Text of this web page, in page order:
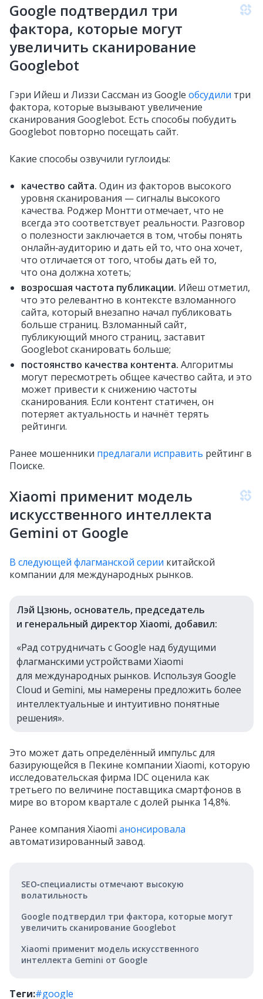
Google подтвердил три
фактора, которые могут
увеличить сканирование
Googlebot
Гэри Ийеш и Лиззи Сассман из Google обсудили три
фактора, которые вызывают увеличение
сканирования Googlebot. Есть способы побудить
Googlebot повторно посещать сайт.
Какие способы озвучили гуглоиды:
качество сайта. Один из факторов высокого
уровня сканирования — сигналы высокого
качества. Роджер Монтти отмечает, что не
всегда это соответствует реальности. Разговор
о полезности заключается в том, чтобы понять
онлайн‑аудиторию и дать ей то, что она хочет,
что отличается от того, чтобы дать ей то,
что она должна хотеть;
возросшая частота публикации. Ийеш отметил,
что это релевантно в контексте взломанного
сайта, который внезапно начал публиковать
больше страниц. Взломанный сайт,
публикующий много страниц, заставит
Googlebot сканировать больше;
постоянство качества контента. Алгоритмы
могут пересмотреть общее качество сайта, и это
может привести к снижению частоты
сканирования. Если контент статичен, он
потеряет актуальность и начнёт терять
рейтинги.
Ранее мошенники предлагали исправить рейтинг в
Поиске.
Xiaomi применит модель
искусственного интеллекта
Gemini от Google
В следующей флагманской серии китайской
компании для международных рынков.
Лэй Цзюнь, основатель, председатель
и генеральный директор Xiaomi, добавил:
«Рад сотрудничать с Google над будущими
флагманскими устройствами Xiaomi
для международных рынков. Используя Google
Cloud и Gemini, мы намерены предложить более
интеллектуальные и интуитивно понятные
решения».
Это может дать определённый импульс для
базирующейся в Пекине компании Xiaomi, которую
исследовательская фирма IDC оценила как
третьего по величине поставщика смартфонов в
мире во втором квартале с долей рынка 14,8%.
Ранее компания Xiaomi анонсировала
автоматизированный завод.
SEO‑специалисты отмечают высокую
волатильность
Google подтвердил три фактора, которые могут
увеличить сканирование Googlebot
Xiaomi применит модель искусственного
интеллекта Gemini от Google
Теги:#google